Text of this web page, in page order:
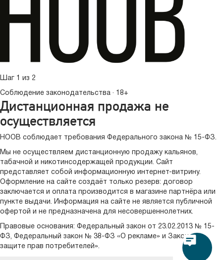
Шаг 1 из 2
Соблюдение законодательства · 18+
Дистанционная продажа не
осуществляется
HOOB соблюдает требования Федерального закона № 15-ФЗ.
Мы не осуществляем дистанционную продажу кальянов,
табачной и никотинсодержащей продукции. Сайт
представляет собой информационную интернет-витрину.
Оформление на сайте создаёт только резерв: договор
заключается и оплата производится в магазине партнёра или
пункте выдачи. Информация на сайте не является публичной
офертой и не предназначена для несовершеннолетних.
Правовые основания: Федеральный закон от 23.02.2013 № 15-
ФЗ, Федеральный закон № 38-ФЗ «О рекламе» и Закон «О
защите прав потребителей».